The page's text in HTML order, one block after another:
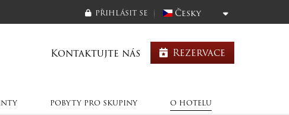
Česky
PŘIHLÁSIT SE
Rezervace
Kontaktujte nás
POBYTY PRO SKUPINY O HOTELU